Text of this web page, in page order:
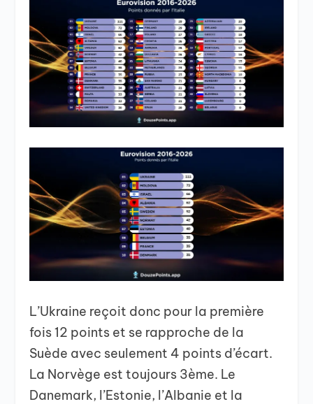
L’Ukraine reçoit donc pour la première
fois 12 points et se rapproche de la
Suède avec seulement 4 points d’écart.
La Norvège est toujours 3ème. Le
Danemark, l’Estonie, l’Albanie et la